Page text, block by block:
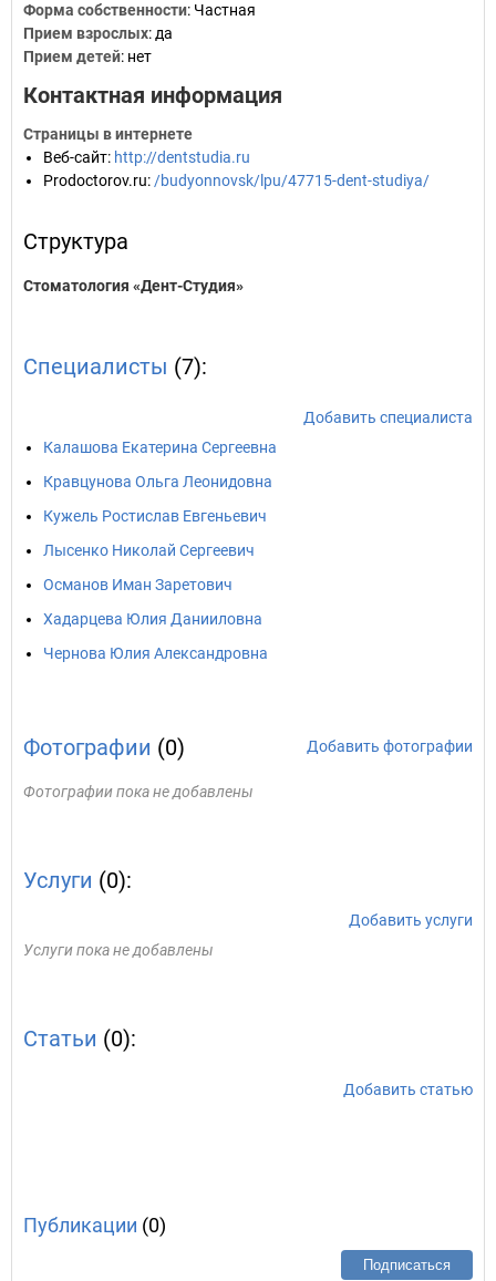
Форма собственности: Частная
Прием взрослых: да
Прием детей: нет
Контактная информация
Страницы в интернете
Веб-сайт: http://dentstudia.ru
Prodoctorov.ru: /budyonnovsk/lpu/47715-dent-studiya/
Структура
Стоматология «Дент-Студия»
Специалисты (7):
Добавить специалиста
Калашова Екатерина Сергеевна
Кравцунова Ольга Леонидовна
Кужель Ростислав Евгеньевич
Лысенко Николай Сергеевич
Османов Иман Заретович
Хадарцева Юлия Данииловна
Чернова Юлия Александровна
Фотографии (0) Добавить фотографии
Фотографии пока не добавлены
Услуги (0):
Добавить услуги
Услуги пока не добавлены
Статьи (0):
Добавить статью
Публикации (0)
Подписаться